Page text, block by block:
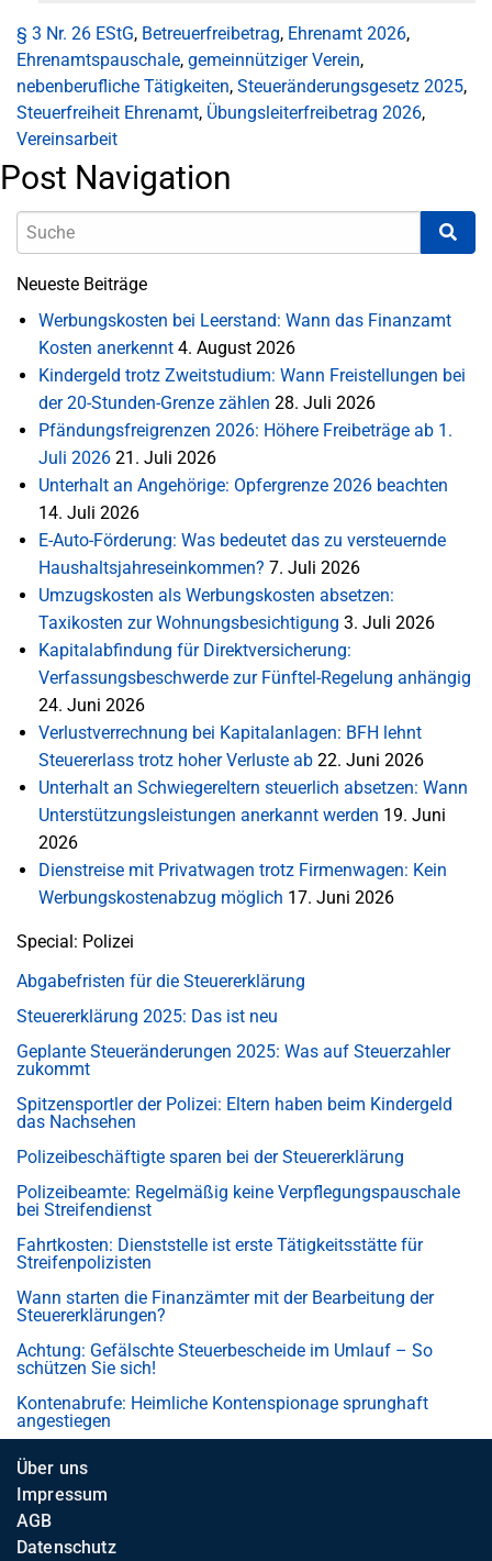
§ 3 Nr. 26 EStG, Betreuerfreibetrag, Ehrenamt 2026,
Ehrenamtspauschale, gemeinnütziger Verein,
nebenberufliche Tätigkeiten, Steueränderungsgesetz 2025,
Steuerfreiheit Ehrenamt, Übungsleiterfreibetrag 2026,
Vereinsarbeit
Post Navigation
Neueste Beiträge
Werbungskosten bei Leerstand: Wann das Finanzamt
Kosten anerkennt 4. August 2026
Kindergeld trotz Zweitstudium: Wann Freistellungen bei
der 20-Stunden-Grenze zählen 28. Juli 2026
Pfändungsfreigrenzen 2026: Höhere Freibeträge ab 1.
Juli 2026 21. Juli 2026
Unterhalt an Angehörige: Opfergrenze 2026 beachten
14. Juli 2026
E-Auto-Förderung: Was bedeutet das zu versteuernde
Haushaltsjahreseinkommen? 7. Juli 2026
Umzugskosten als Werbungskosten absetzen:
Taxikosten zur Wohnungsbesichtigung 3. Juli 2026
Kapitalabfindung für Direktversicherung:
Verfassungsbeschwerde zur Fünftel-Regelung anhängig
24. Juni 2026
Verlustverrechnung bei Kapitalanlagen: BFH lehnt
Steuererlass trotz hoher Verluste ab 22. Juni 2026
Unterhalt an Schwiegereltern steuerlich absetzen: Wann
Unterstützungsleistungen anerkannt werden 19. Juni
2026
Dienstreise mit Privatwagen trotz Firmenwagen: Kein
Werbungskostenabzug möglich 17. Juni 2026
Special: Polizei
Abgabefristen für die Steuererklärung
Steuererklärung 2025: Das ist neu
Geplante Steueränderungen 2025: Was auf Steuerzahler
zukommt
Spitzensportler der Polizei: Eltern haben beim Kindergeld
das Nachsehen
Polizeibeschäftigte sparen bei der Steuererklärung
Polizeibeamte: Regelmäßig keine Verpflegungspauschale
bei Streifendienst
Fahrtkosten: Dienststelle ist erste Tätigkeitsstätte für
Streifenpolizisten
Wann starten die Finanzämter mit der Bearbeitung der
Steuererklärungen?
Achtung: Gefälschte Steuerbescheide im Umlauf – So
schützen Sie sich!
Kontenabrufe: Heimliche Kontenspionage sprunghaft
angestiegen
Über uns
Impressum
AGB
Datenschutz